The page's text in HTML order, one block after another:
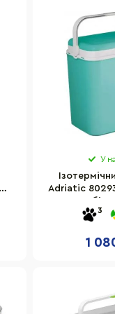
У
Adriatic
3
1